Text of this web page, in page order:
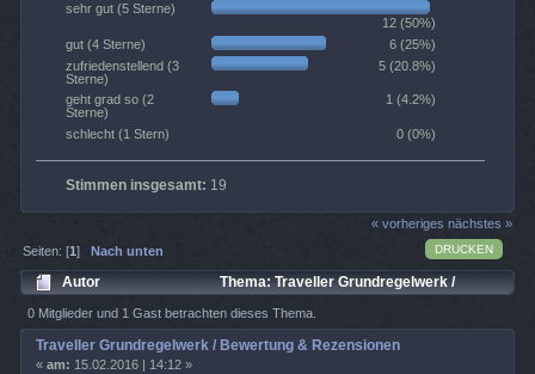
sehr gut (5 Sterne)
12 (50%)
gut (4 Sterne)
6 (25%)
zufriedenstellend (3
Sterne)
5 (20.8%)
geht grad so (2
Sterne)
1 (4.2%)
schlecht (1 Stern) 0 (0%)
Stimmen insgesamt: 19
« vorheriges nächstes »
DRUCKEN
Seiten: [1]Nach unten
Autor
Thema: Traveller Grundregelwerk /
Bewertung & Rezensionen (Gelesen 2884 mal)
0 Mitglieder und 1 Gast betrachten dieses Thema.
Traveller Grundregelwerk / Bewertung & Rezensionen
« am: 15.02.2016 | 14:12 »